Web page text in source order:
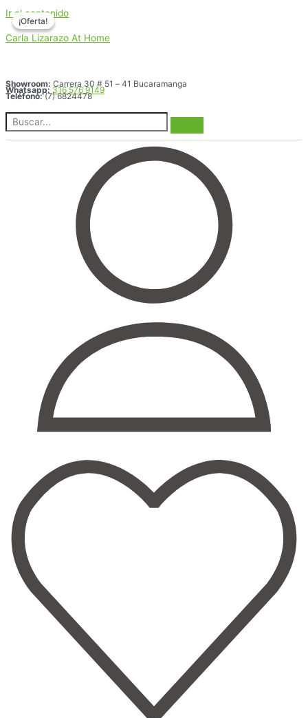
Ir al contenido
Carla Lizarazo At Home
Showroom: Carrera 30 # 51 – 41 Bucaramanga
Whatsapp: 316 576 9149
Teléfono: (7) 6824478
¡Oferta!
¡Oferta!